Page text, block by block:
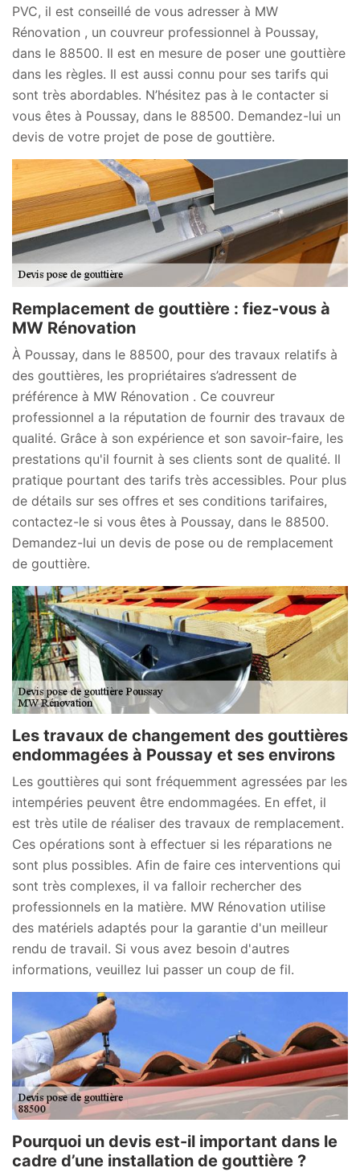
PVC, il est conseillé de vous adresser à MW
Rénovation , un couvreur professionnel à Poussay,
dans le 88500. Il est en mesure de poser une gouttière
dans les règles. Il est aussi connu pour ses tarifs qui
sont très abordables. N’hésitez pas à le contacter si
vous êtes à Poussay, dans le 88500. Demandez-lui un
devis de votre projet de pose de gouttière.
Remplacement de gouttière : fiez-vous à
MW Rénovation
À Poussay, dans le 88500, pour des travaux relatifs à
des gouttières, les propriétaires s’adressent de
préférence à MW Rénovation . Ce couvreur
professionnel a la réputation de fournir des travaux de
qualité. Grâce à son expérience et son savoir-faire, les
prestations qu'il fournit à ses clients sont de qualité. Il
pratique pourtant des tarifs très accessibles. Pour plus
de détails sur ses offres et ses conditions tarifaires,
contactez-le si vous êtes à Poussay, dans le 88500.
Demandez-lui un devis de pose ou de remplacement
de gouttière.
Les travaux de changement des gouttières
endommagées à Poussay et ses environs
Les gouttières qui sont fréquemment agressées par les
intempéries peuvent être endommagées. En effet, il
est très utile de réaliser des travaux de remplacement.
Ces opérations sont à effectuer si les réparations ne
sont plus possibles. Afin de faire ces interventions qui
sont très complexes, il va falloir rechercher des
professionnels en la matière. MW Rénovation utilise
des matériels adaptés pour la garantie d'un meilleur
rendu de travail. Si vous avez besoin d'autres
informations, veuillez lui passer un coup de fil.
Pourquoi un devis est-il important dans le
cadre d’une installation de gouttière ?